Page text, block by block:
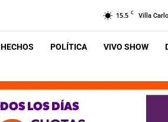
15.5 C Villa
POLÍTICA VIVO SHOW